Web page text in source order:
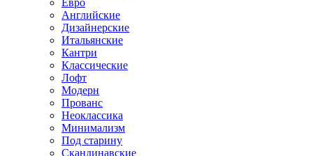
Евро
Английские
Дизайнерские
Итальянские
Кантри
Классические
Лофт
Модерн
Прованс
Неоклассика
Минимализм
Под старину
Скандинавские